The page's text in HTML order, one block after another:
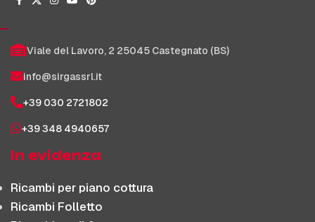
Viale del Lavoro, 2 25045 Castegnato (BS)
info@sirgassrl.it
+39 030 2721802
+39 348 4940657
In evidenza
Ricambi per piano cottura
Ricambi Folletto